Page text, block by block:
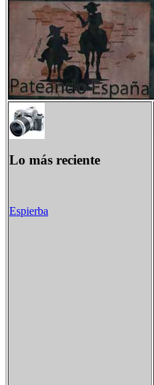
Lo más reciente
Espierba